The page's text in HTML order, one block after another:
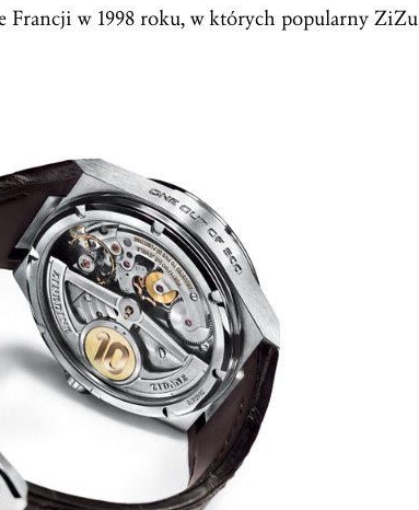
Francji w 1998 roku, w których popularny ZiZu